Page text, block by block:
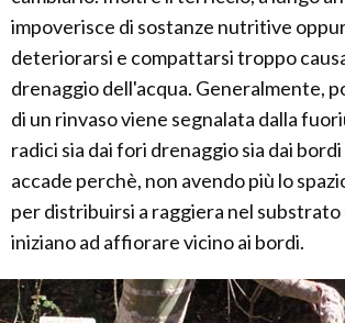
impoverisce di sostanze nutritive
deteriorarsi e compattarsi troppo
drenaggio dell'acqua. Generalmente,
di un rinvaso viene segnalata dalla
radici sia dai fori drenaggio sia dai bordi
accade perchè, non avendo più lo
per distribuirsi a raggiera nel substrato
iniziano ad affiorare vicino ai bordi.